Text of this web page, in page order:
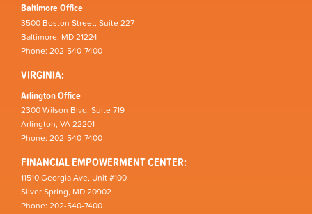
Baltimore Office
3500 Boston Street, Suite 227
Baltimore, MD 21224
Phone: 202-540-7400
VIRGINIA:
Arlington Office
2300 Wilson Blvd, Suite 719
Arlington, VA 22201
Phone: 202-540-7400
FINANCIAL EMPOWERMENT CENTER:
11510 Georgia Ave, Unit #100
Silver Spring, MD 20902
Phone: 202-540-7400